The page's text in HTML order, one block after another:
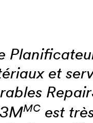
et
3MMC est